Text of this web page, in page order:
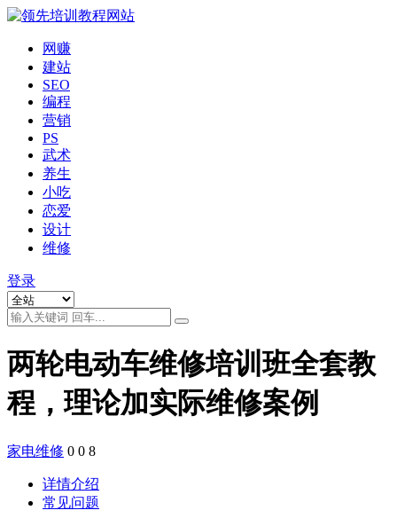
网赚
建站
SEO
编程
营销
PS
武术
养生
小吃
恋爱
设计
维修
登录
两轮电动车维修培训班全套教
程，理论加实际维修案例
家电维修 0 0 8
详情介绍
常见问题